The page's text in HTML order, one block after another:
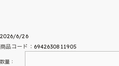
2026/6/26
商品コード：6942630811905
数量：